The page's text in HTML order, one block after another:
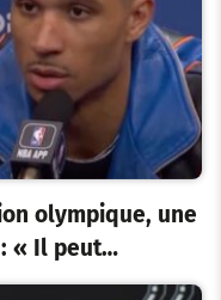
olympique, une
« Il peut…